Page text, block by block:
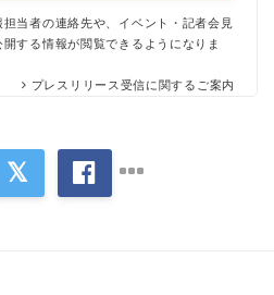
当者の連絡先や、イベント・記者会見
する情報が閲覧できるようになりま
プレスリリース受信に関するご案内